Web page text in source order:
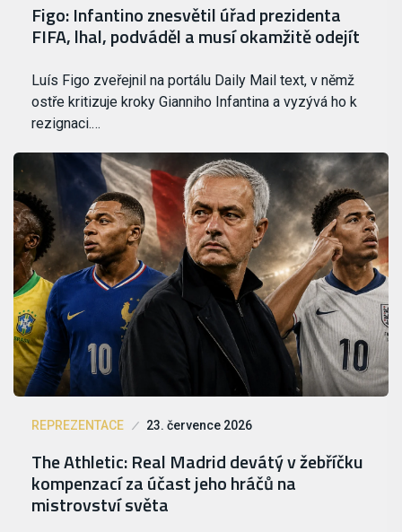
Figo: Infantino znesvětil úřad prezidenta
FIFA, lhal, podváděl a musí okamžitě odejít
Luís Figo zveřejnil na portálu Daily Mail text, v němž
ostře kritizuje kroky Gianniho Infantina a vyzývá ho k
rezignaci.…
REPREZENTACE 23. července 2026
The Athletic: Real Madrid devátý v žebříčku
kompenzací za účast jeho hráčů na
mistrovství světa